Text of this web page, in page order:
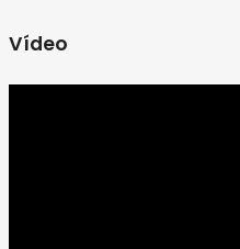
Vídeo